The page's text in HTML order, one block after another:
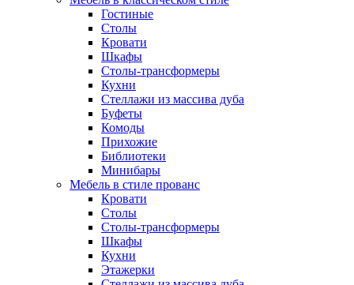
Гостиные
Столы
Кровати
Шкафы
Столы-трансформеры
Кухни
Стеллажи из массива дуба
Буфеты
Комоды
Прихожие
Библиотеки
Минибары
Мебель в стиле прованс
Кровати
Столы
Столы-трансформеры
Шкафы
Кухни
Этажерки